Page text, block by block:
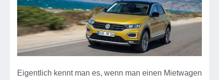
Eigentlich kennt man es, wenn man einen Mietwagen